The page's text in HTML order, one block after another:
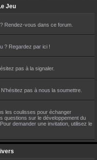
Jeu
Rendez-vous dans ce forum.
? Regardez par ici !
pas à la signaler.
pas à nous la soumettre.
les coulisses pour échanger
questions sur le développement du
. Pour demander une invitation, utilisez le